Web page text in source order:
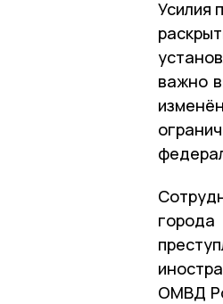
Усилия
важно
ОМВД